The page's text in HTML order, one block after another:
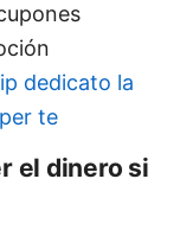
dedicato la
te
el dinero si